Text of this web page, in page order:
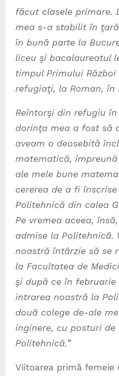
făcut clasele primare.
mea s-a stabilit în
în bună parte la
liceu şi bacalaureatul
timpul Primului
refugiaţi, la Roman, în
Reîntorşi din refugiu
dorinţa mea a fost să
aveam o deosebită
matematică,
ale mele bune
cererea de a fi
Politehnică din calea
Pe vremea aceea,
admise la Politehnică.
noastră întârzie să se
la Facultatea de
şi după ce în februarie
intrarea noastră la
două colege de-ale
inginere, cu posturi
Politehnică.”
Viitoarea primă femeie